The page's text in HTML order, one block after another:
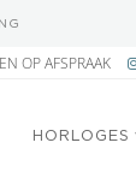
OP AFSPRAAK
HORLOGES